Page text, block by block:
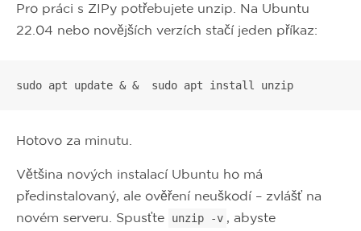
Pro práci s ZIPy potřebujete unzip. Na Ubuntu
22.04 nebo novějších verzích stačí jeden příkaz:
sudo apt update & &  sudo apt install unzip
Hotovo za minutu.
Většina nových instalací Ubuntu ho má
předinstalovaný, ale ověření neuškodí – zvlášť na
novém serveru. Spusťte
unzip -v , abyste